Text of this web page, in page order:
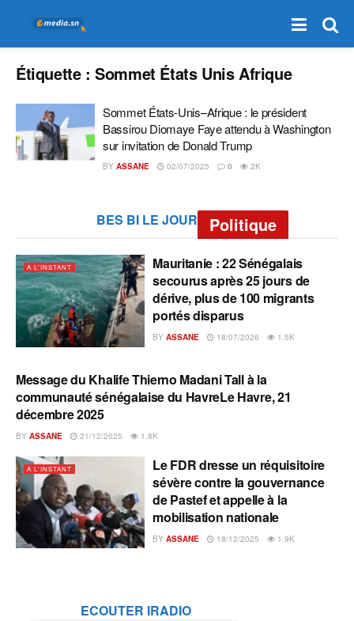
Étiquette :Sommet États Unis Afrique
Sommet États-Unis–Afrique : le président
Bassirou Diomaye Faye attendu à Washington
sur invitation de Donald Trump
BY ASSANE 02/07/2025 0 2K
BES BI LE JOUR Politique
A L'INSTANT
Mauritanie : 22 Sénégalais
secourus après 25 jours de
dérive, plus de 100 migrants
portés disparus
BY ASSANE 18/07/2026 1.5K
A L'INSTANT
Message du Khalife Thierno Madani Tall à la
communauté sénégalaise du HavreLe Havre, 21
décembre 2025
BY ASSANE 21/12/2025 1.8K
A L'INSTANT
Le FDR dresse un réquisitoire
sévère contre la gouvernance
de Pastef et appelle à la
mobilisation nationale
BY ASSANE 18/12/2025 1.9K
ECOUTER IRADIO